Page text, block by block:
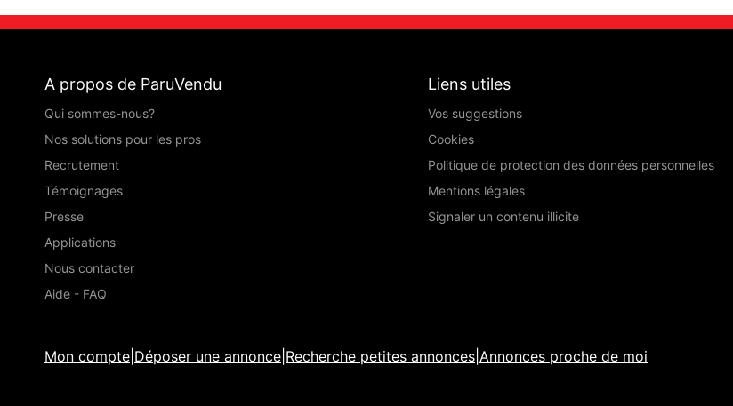
A propos de ParuVendu
Qui sommes-nous?
Nos solutions pour les pros
Recrutement
Témoignages
Presse
Applications
Nous contacter
Aide - FAQ
Liens utiles
Vos suggestions
Cookies
Politique de protection des données personnelles
Mentions légales
Signaler un contenu illicite
Mon compte Déposer une annonce Recherche petites annonces Annonces proche de moi